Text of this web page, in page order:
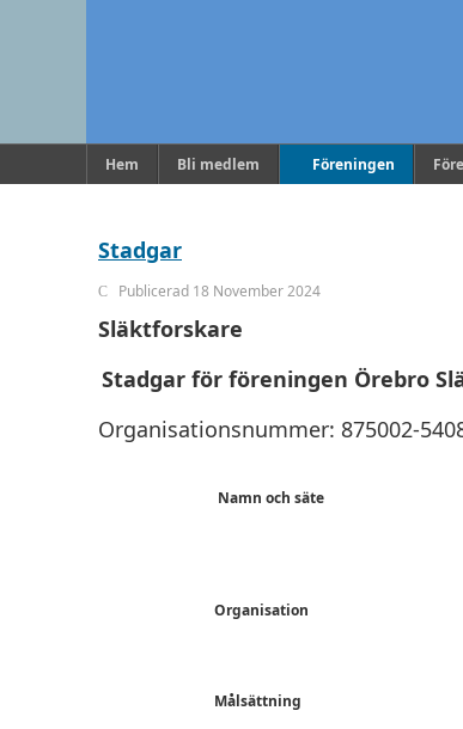
Hem Bli medlem Föreningen
Stadgar
Publicerad 18 November 2024
Släktforskare
Stadgar för föreningen Örebro
Organisationsnummer: 875002-
Namn och säte
Organisation
Målsättning